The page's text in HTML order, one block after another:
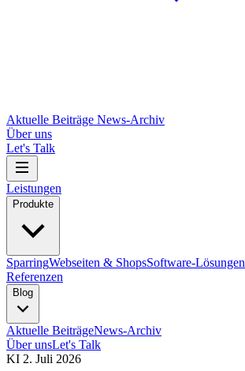
Aktuelle Beiträge News-Archiv
Über uns
Let's Talk
Leistungen
Produkte
SparringWebseiten & ShopsSoftware-Lösungen
Referenzen
Blog
Aktuelle BeiträgeNews-Archiv
Über unsLet's Talk
KI 2. Juli 2026